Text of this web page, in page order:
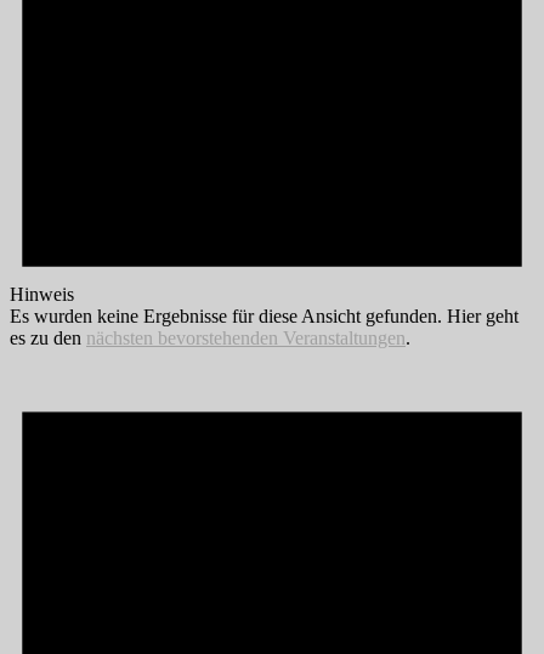
Hinweis
Es wurden keine Ergebnisse für diese Ansicht gefunden. Hier geht
es zu den nächsten bevorstehenden Veranstaltungen.